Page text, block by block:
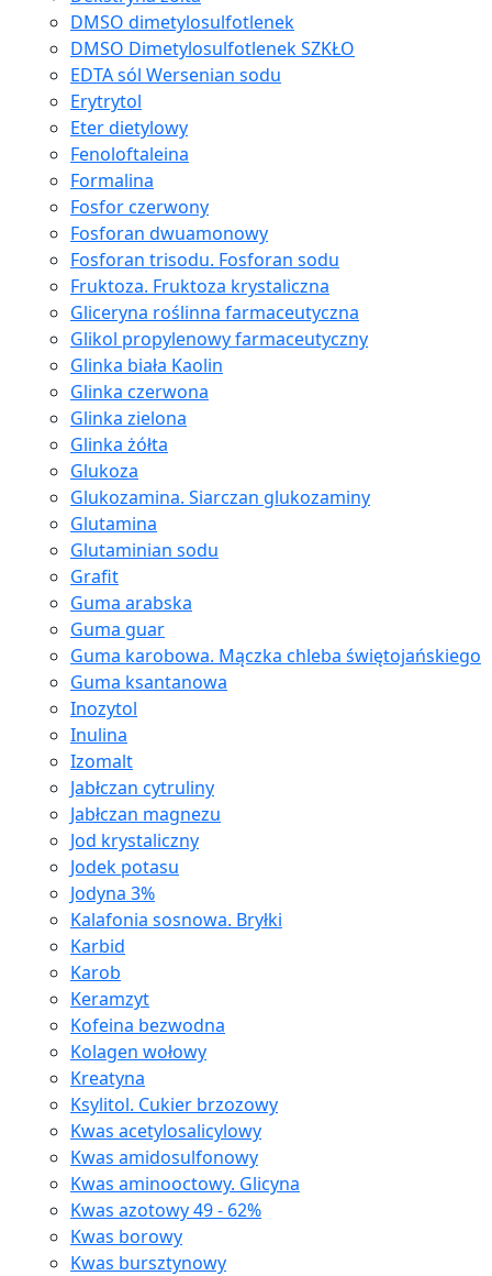
DMSO dimetylosulfotlenek
DMSO Dimetylosulfotlenek SZKŁO
EDTA sól Wersenian sodu
Erytrytol
Eter dietylowy
Fenoloftaleina
Formalina
Fosfor czerwony
Fosforan dwuamonowy
Fosforan trisodu. Fosforan sodu
Fruktoza. Fruktoza krystaliczna
Gliceryna roślinna farmaceutyczna
Glikol propylenowy farmaceutyczny
Glinka biała Kaolin
Glinka czerwona
Glinka zielona
Glinka żółta
Glukoza
Glukozamina. Siarczan glukozaminy
Glutamina
Glutaminian sodu
Grafit
Guma arabska
Guma guar
Guma karobowa. Mączka chleba świętojańskiego
Guma ksantanowa
Inozytol
Inulina
Izomalt
Jabłczan cytruliny
Jabłczan magnezu
Jod krystaliczny
Jodek potasu
Jodyna 3%
Kalafonia sosnowa. Bryłki
Karbid
Karob
Keramzyt
Kofeina bezwodna
Kolagen wołowy
Kreatyna
Ksylitol. Cukier brzozowy
Kwas acetylosalicylowy
Kwas amidosulfonowy
Kwas aminooctowy. Glicyna
Kwas azotowy 49 - 62%
Kwas borowy
Kwas bursztynowy